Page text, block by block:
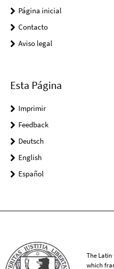
Página inicial
Contacto
Aviso legal
Esta Página
Imprimir
Feedback
Deutsch
English
Español
The
which